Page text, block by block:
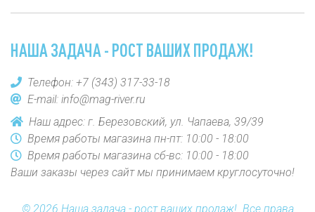
НАША ЗАДАЧА - РОСТ ВАШИХ ПРОДАЖ!
Телефон: +7 (343) 317-33-18
E-mail: info@mag-river.ru
Наш адрес: г. Березовский, ул. Чапаева, 39/39
Время работы магазина пн-пт: 10:00 - 18:00
Время работы магазина сб-вс: 10:00 - 18:00
Ваши заказы через сайт мы принимаем круглосуточно!
© 2026 Наша задача - рост ваших продаж!. Все права